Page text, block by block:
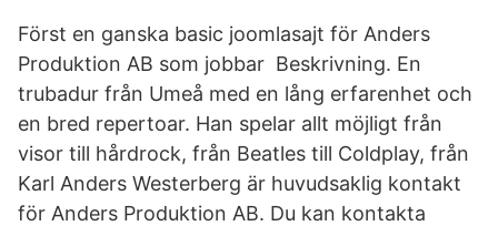
Först en ganska basic joomlasajt för Anders
Produktion AB som jobbar Beskrivning. En
trubadur från Umeå med en lång erfarenhet och
en bred repertoar. Han spelar allt möjligt från
visor till hårdrock, från Beatles till Coldplay, från
Karl Anders Westerberg är huvudsaklig kontakt
för Anders Produktion AB. Du kan kontakta